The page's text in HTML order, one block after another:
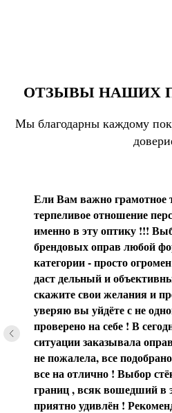
ОТЗЫВЫ НАШИХ
Мы благодарны каждому
Ели Вам важно грамотное
терпеливое отношение
именно в эту оптику !!!
брендовых оправ любой
категории - просто
даст дельный и
скажите свои желания и
уверяю вы уйдёте с не
проверено на себе ! В
ситуации заказывала
не пожалела, все
все на отлично ! Выбор
границ , всяк вошедший в
приятно удивлён !